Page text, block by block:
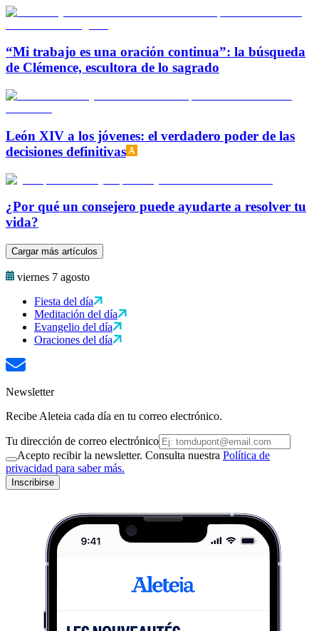
“Mi trabajo es una oración continua”: la búsqueda
de Clémence, escultora de lo sagrado
León XIV a los jóvenes: el verdadero poder de las
decisiones definitivas
¿Por qué un consejero puede ayudarte a resolver tu
vida?
Cargar más artículos
viernes 7 agosto
Fiesta del día
Meditación del día
Evangelio del día
Oraciones del día
Newsletter
Recibe Aleteia cada día en tu correo electrónico.
Tu dirección de correo electrónico
Acepto recibir la newsletter. Consulta nuestra Política de
privacidad para saber más.
Inscribirse